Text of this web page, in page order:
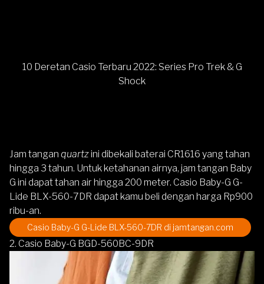
10 Deretan Casio Terbaru 2022: Series Pro Trek & G
Shock
Jam tangan quartzini dibekali baterai CR1616 yang tahan
hingga 3 tahun. Untuk ketahanan airnya, jam tangan Baby
G ini dapat tahan air hingga 200 meter. Casio Baby-G G-
Lide BLX-560-7DR dapat kamu beli dengan harga Rp900
ribu-an.
Casio Baby-G G-Lide BLX-560-7DR di jamtangan.com
2. Casio Baby-G BGD-560BC-9DR